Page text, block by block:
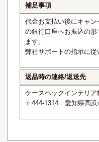
補足事項
代金お支払い後にキャ
の銀行口座へお振込の
ます。
弊社サポートの指示に従
返品時の連絡/返送先
ケースペックインテリ
〒444-1314 愛知県高浜